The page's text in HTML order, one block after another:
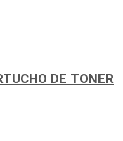
DE TONER